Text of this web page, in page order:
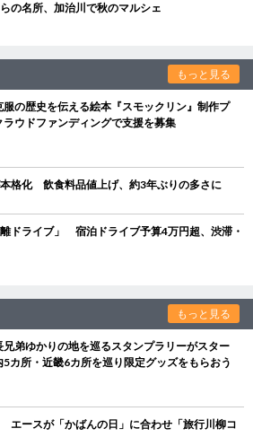
の名所、加治川で秋のマルシェ
もっと見る
服の歴史を伝える絵本『スモックリン』制作プ
ウドファンディングで支援を募集
本格化 飲食料品値上げ、約3年ぶりの多さに
ドライブ」 宿泊ドライブ予算4万円超、渋滞・
もっと見る
弟ゆかりの地を巡るスタンプラリーがスター
カ所・近畿6カ所を巡り限定グッズをもらおう
エースが「かばんの日」に合わせ「旅行川柳コ